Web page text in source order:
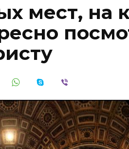
мест, на